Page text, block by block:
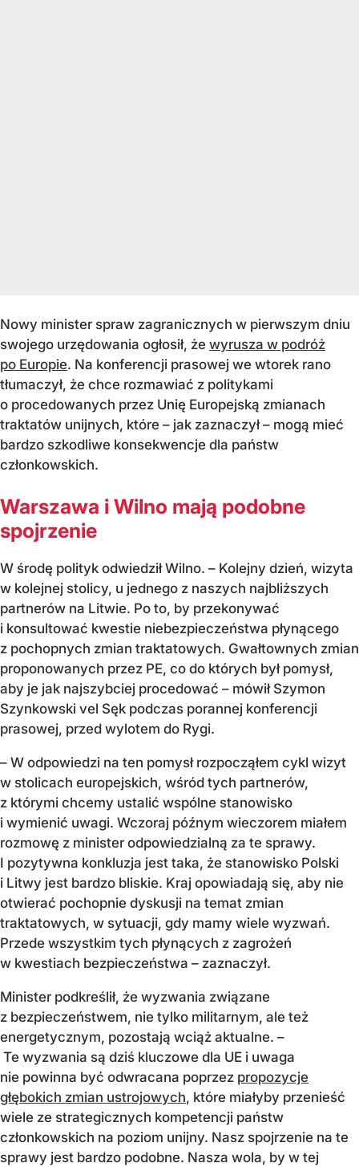
Nowy minister spraw zagranicznych w pierwszym dniu
swojego urzędowania ogłosił, że wyrusza w podróż
po Europie. Na konferencji prasowej we wtorek rano
tłumaczył, że chce rozmawiać z politykami
o procedowanych przez Unię Europejską zmianach
traktatów unijnych, które – jak zaznaczył – mogą mieć
bardzo szkodliwe konsekwencje dla państw
członkowskich.
Warszawa i Wilno mają podobne
spojrzenie
W środę polityk odwiedził Wilno. – Kolejny dzień, wizyta
w kolejnej stolicy, u jednego z naszych najbliższych
partnerów na Litwie. Po to, by przekonywać
i konsultować kwestie niebezpieczeństwa płynącego
z pochopnych zmian traktatowych. Gwałtownych zmian
proponowanych przez PE, co do których był pomysł,
aby je jak najszybciej procedować – mówił Szymon
Szynkowski vel Sęk podczas porannej konferencji
prasowej, przed wylotem do Rygi.
– W odpowiedzi na ten pomysł rozpocząłem cykl wizyt
w stolicach europejskich, wśród tych partnerów,
z którymi chcemy ustalić wspólne stanowisko
i wymienić uwagi. Wczoraj późnym wieczorem miałem
rozmowę z minister odpowiedzialną za te sprawy.
I pozytywna konkluzja jest taka, że stanowisko Polski
i Litwy jest bardzo bliskie. Kraj opowiadają się, aby nie
otwierać pochopnie dyskusji na temat zmian
traktatowych, w sytuacji, gdy mamy wiele wyzwań.
Przede wszystkim tych płynących z zagrożeń
w kwestiach bezpieczeństwa – zaznaczył.
Minister podkreślił, że wyzwania związane
z bezpieczeństwem, nie tylko militarnym, ale też
energetycznym, pozostają wciąż aktualne. –
Te wyzwania są dziś kluczowe dla UE i uwaga
nie powinna być odwracana poprzez propozycje
głębokich zmian ustrojowych, które miałyby przenieść
wiele ze strategicznych kompetencji państw
członkowskich na poziom unijny. Nasz spojrzenie na te
sprawy jest bardzo podobne. Nasza wola, by w tej